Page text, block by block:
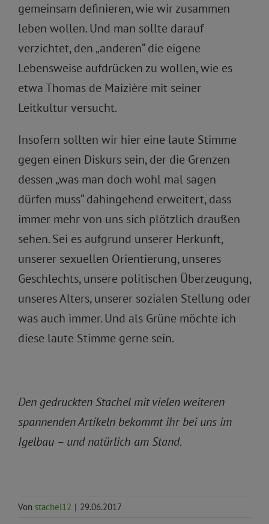
gemeinsam definieren, wie wir zusammen
leben wollen. Und man sollte darauf
verzichtet, den „anderen“ die eigene
Lebensweise aufdrücken zu wollen, wie es
etwa Thomas de Maizière mit seiner
Leitkultur versucht.
Insofern sollten wir hier eine laute Stimme
gegen einen Diskurs sein, der die Grenzen
dessen „was man doch wohl mal sagen
dürfen muss“ dahingehend erweitert, dass
immer mehr von uns sich plötzlich draußen
sehen. Sei es aufgrund unserer Herkunft,
unserer sexuellen Orientierung, unseres
Geschlechts, unsere politischen Überzeugung,
unseres Alters, unserer sozialen Stellung oder
was auch immer. Und als Grüne möchte ich
diese laute Stimme gerne sein.
Den gedruckten Stachel mit vielen weiteren
spannenden Artikeln bekommt ihr bei uns im
Igelbau – und natürlich am Stand.
Von stachel12 | 29.06.2017